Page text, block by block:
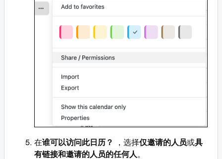
在谁可以访问此日历？ ，选择仅邀请的人员或具
有链接和邀请的人员的任何人 。